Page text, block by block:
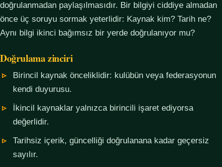
doğrulanmadan paylaşılmasıdır. Bir bilgiyi ciddiye almadan
önce üç soruyu sormak yeterlidir: Kaynak kim? Tarih ne?
Aynı bilgi ikinci bağımsız bir yerde doğrulanıyor mu?
Doğrulama zinciri
Birincil kaynak önceliklidir: kulübün veya federasyonun
kendi duyurusu.
İkincil kaynaklar yalnızca birincili işaret ediyorsa
değerlidir.
Tarihsiz içerik, güncelliği doğrulanana kadar geçersiz
sayılır.